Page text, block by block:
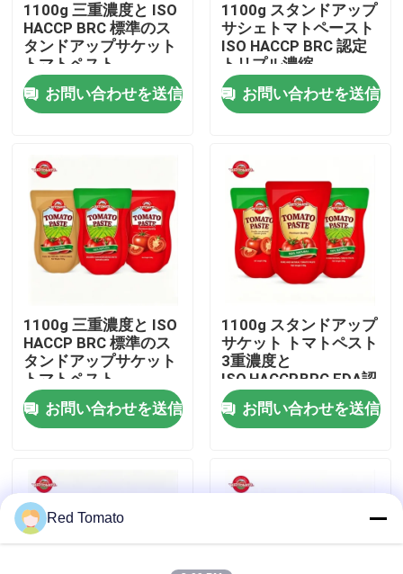
家へ
製品
ビデオ
わたしたち に つい て
工場 ツアー
品質管理
連絡 ください
レッド トマト パスト
1100g 三重濃度と ISO
HACCP BRC 標準のス
タンドアップサケット
トマトペスト
お問い合わせを送信
1100g スタンドアップ
サシェトマトペースト
ISO HACCP BRC 認定
トリプル濃縮
お問い合わせを送信
1100g 三重濃度と ISO
HACCP BRC 標準のス
タンドアップサケット
トマトペスト
お問い合わせを送信
1100g スタンドアップ
サケット トマトペスト
3重濃度と
ISO,HACCP,BRC,FDA認
証
お問い合わせを送信
Red Tomato